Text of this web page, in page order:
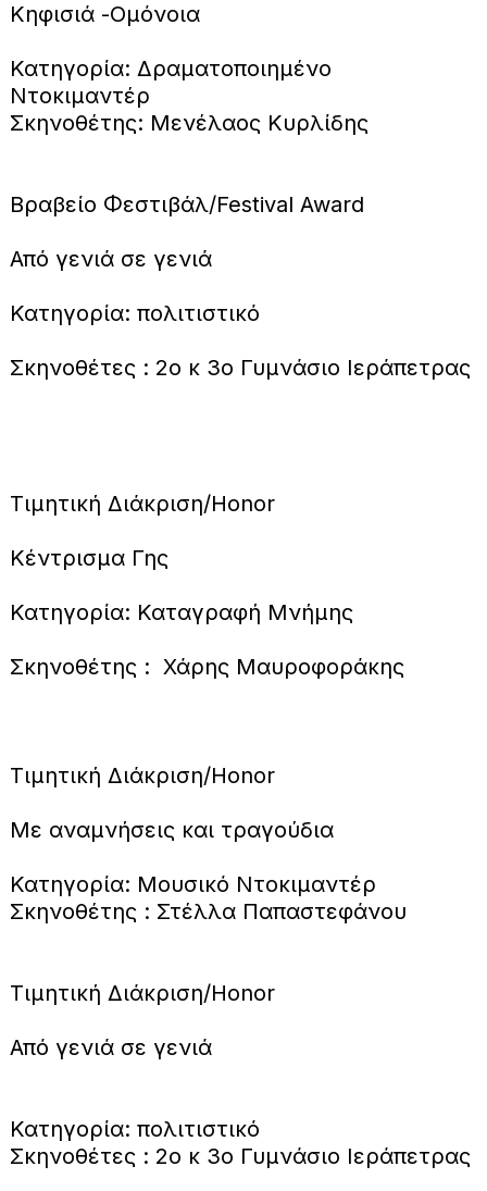
Κηφισιά -Ομόνοια
Κατηγορία: Δραματοποιημένο
Ντοκιμαντέρ
Σκηνοθέτης: Μενέλαος Κυρλίδης
Βραβείο Φεστιβάλ/Festival Award
Από γενιά σε γενιά
Κατηγορία: πολιτιστικό
Σκηνοθέτες : 2ο κ 3ο Γυμνάσιο Ιεράπετρας
Τιμητική Διάκριση/Honor
Κέντρισμα Γης
Κατηγορία: Καταγραφή Μνήμης
Σκηνοθέτης : Χάρης Μαυροφοράκης
Τιμητική Διάκριση/Honor
Με αναμνήσεις και τραγούδια
Κατηγορία: Μουσικό Ντοκιμαντέρ
Σκηνοθέτης : Στέλλα Παπαστεφάνου
Τιμητική Διάκριση/Honor
Από γενιά σε γενιά
Κατηγορία: πολιτιστικό
Σκηνοθέτες : 2ο κ 3ο Γυμνάσιο Ιεράπετρας